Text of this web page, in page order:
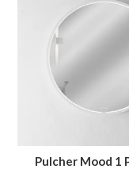
Pulcher Mood 1